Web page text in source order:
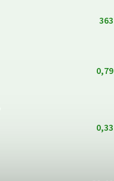
363
0,79
0,33